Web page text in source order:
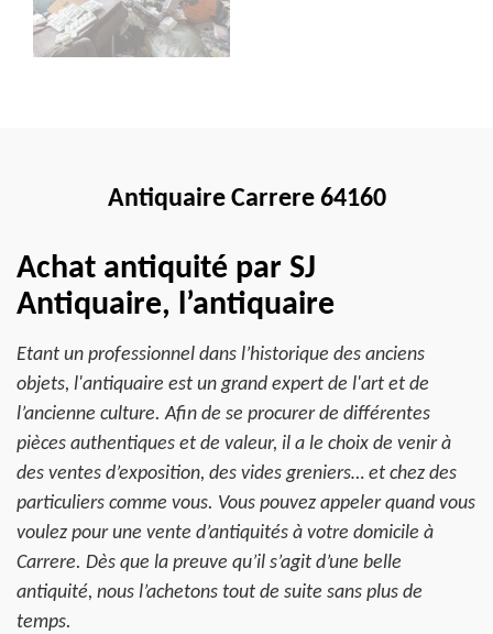
Antiquaire Carrere 64160
Achat antiquité par SJ
Antiquaire, l’antiquaire
Etant un professionnel dans l’historique des anciens
objets, l'antiquaire est un grand expert de l'art et de
l’ancienne culture. Afin de se procurer de différentes
pièces authentiques et de valeur, il a le choix de venir à
des ventes d’exposition, des vides greniers… et chez des
particuliers comme vous. Vous pouvez appeler quand vous
voulez pour une vente d’antiquités à votre domicile à
Carrere. Dès que la preuve qu’il s’agit d’une belle
antiquité, nous l’achetons tout de suite sans plus de
temps.